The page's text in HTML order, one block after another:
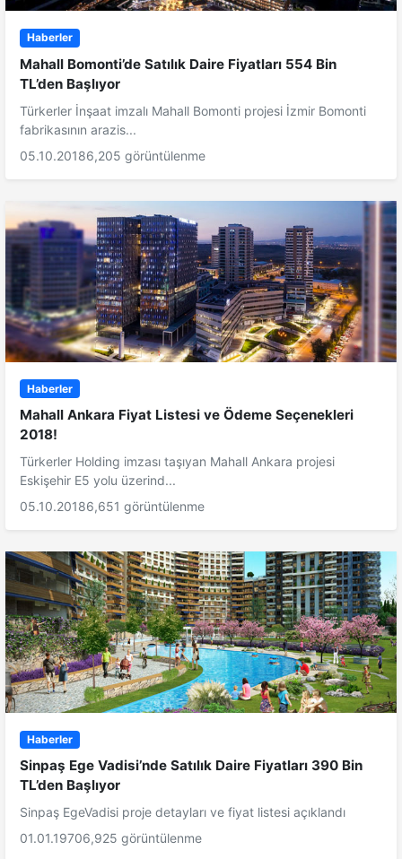
Haberler
Mahall Bomonti’de Satılık Daire Fiyatları 554 Bin
TL’den Başlıyor
Türkerler İnşaat imzalı Mahall Bomonti projesi İzmir Bomonti
fabrikasının arazis...
05.10.20186,205 görüntülenme
Haberler
Mahall Ankara Fiyat Listesi ve Ödeme Seçenekleri
2018!
Türkerler Holding imzası taşıyan Mahall Ankara projesi
Eskişehir E5 yolu üzerind...
05.10.20186,651 görüntülenme
Haberler
Sinpaş Ege Vadisi’nde Satılık Daire Fiyatları 390 Bin
TL’den Başlıyor
Sinpaş EgeVadisi proje detayları ve fiyat listesi açıklandı
01.01.19706,925 görüntülenme